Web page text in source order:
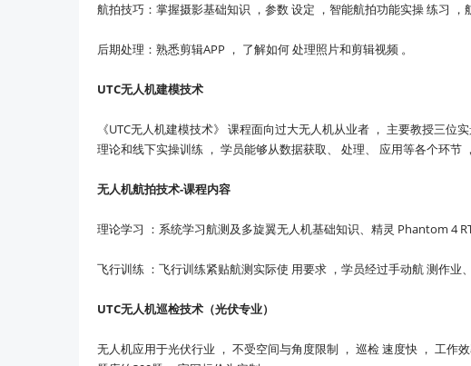
航拍技巧：掌握摄影基础知识 ，参数 设定 ，智能航拍功能实操 练习 ，
后期处理：熟悉剪辑APP ， 了解如何 处理照片和剪辑视频 。
UTC无人机建模技术
《UTC无人机建模技术》 课程面向过大无人机从业者 ， 主要教授三
理论和线下实操训练 ， 学员能够从数据获取、 处理、 应用等各个环节
无人机航拍技术-课程内容
理论学习 ：系统学习航测及多旋翼无人机基础知识、精灵 Phantom 4
飞行训练 ：飞行训练紧贴航测实际使 用要求 ，学员经过手动航 测作业
UTC无人机巡检技术（光伏专业）
无人机应用于光伏行业 ， 不受空间与角度限制 ， 巡检 速度快 ， 工